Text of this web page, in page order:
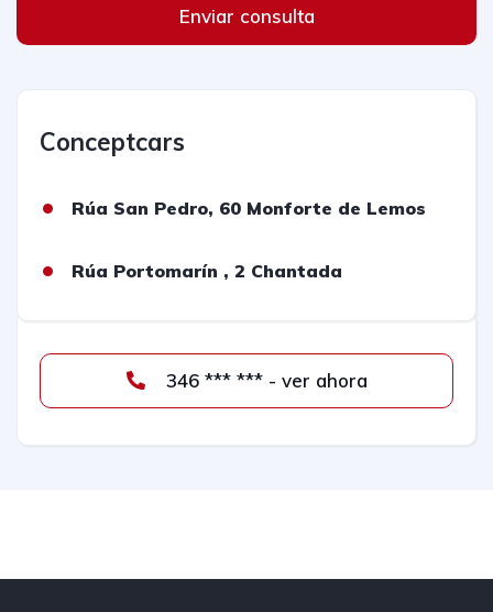
Enviar consulta
Conceptcars
Rúa San Pedro, 60 Monforte de Lemos
Rúa Portomarín , 2 Chantada
346 *** *** - ver ahora